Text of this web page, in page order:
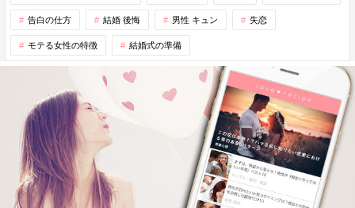
告白の仕方 結婚 後悔 男性 キュン 失恋
モテる女性の特徴 結婚式の準備